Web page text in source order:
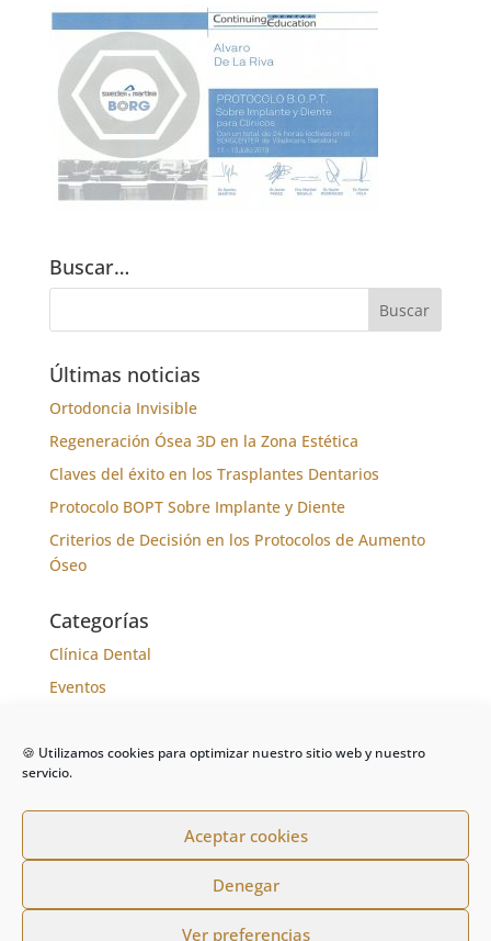
🍪 Utilizamos cookies para optimizar nuestro sitio web y nuestro
servicio.
Aceptar cookies
Denegar
Ver preferencias
Buscar…
Últimas noticias
Ortodoncia Invisible
Regeneración Ósea 3D en la Zona Estética
Claves del éxito en los Trasplantes Dentarios
Protocolo BOPT Sobre Implante y Diente
Criterios de Decisión en los Protocolos de Aumento
Óseo
Categorías
Clínica Dental
Eventos
Noticias
De la Riva - Clínica Dental | Todos los derechos